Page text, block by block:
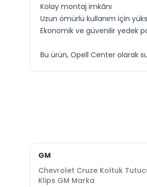
Kolay montaj imkânı
Uzun ömürlü kullanım için
Ekonomik ve güvenilir yedek
Bu ürün, Opell Center olarak
GM
Chevrolet Cruze Koltuk
Klips GM Marka